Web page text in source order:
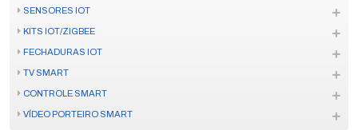
SENSORES IOT
KITS IOT/ZIGBEE
FECHADURAS IOT
TV SMART
CONTROLE SMART
VÍDEO PORTEIRO SMART